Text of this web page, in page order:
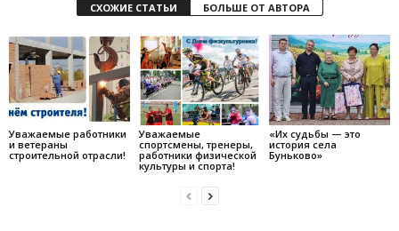
СХОЖИЕ СТАТЬИ БОЛЬШЕ ОТ АВТОРА
Уважаемые работники
и ветераны
строительной отрасли!
Уважаемые
спортсмены, тренеры,
работники физической
культуры и спорта!
«Их судьбы — это
история села
Буньково»